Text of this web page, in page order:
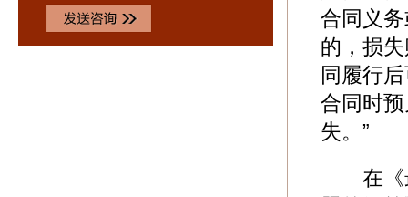
合同义
的，损
同履行
合同时
失。”
在《最